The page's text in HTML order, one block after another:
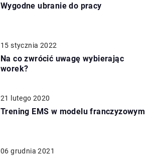
Wygodne ubranie do pracy
15 stycznia 2022
Na co zwrócić uwagę wybierając
worek?
21 lutego 2020
Trening EMS w modelu franczyzowym
06 grudnia 2021